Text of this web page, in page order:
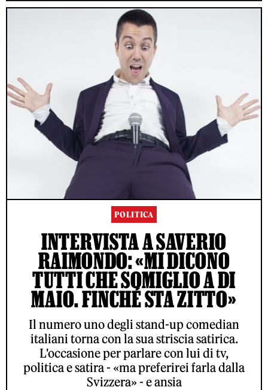
POLITICA
INTERVISTA A SAVERIO
RAIMONDO: «MI DICONO
TUTTI CHE SOMIGLIO A DI
MAIO. FINCHÉ STA ZITTO»
Il numero uno degli stand-up comedian
italiani torna con la sua striscia satirica.
L'occasione per parlare con lui di tv,
politica e satira - «ma preferirei farla dalla
Svizzera» - e ansia